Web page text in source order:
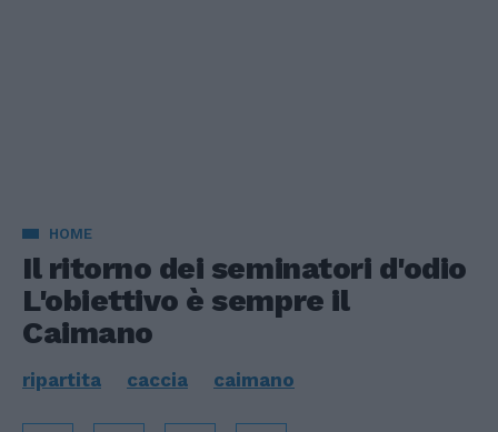
HOME
Il ritorno dei seminatori d'odio
L'obiettivo è sempre il
Caimano
ripartita caccia caimano